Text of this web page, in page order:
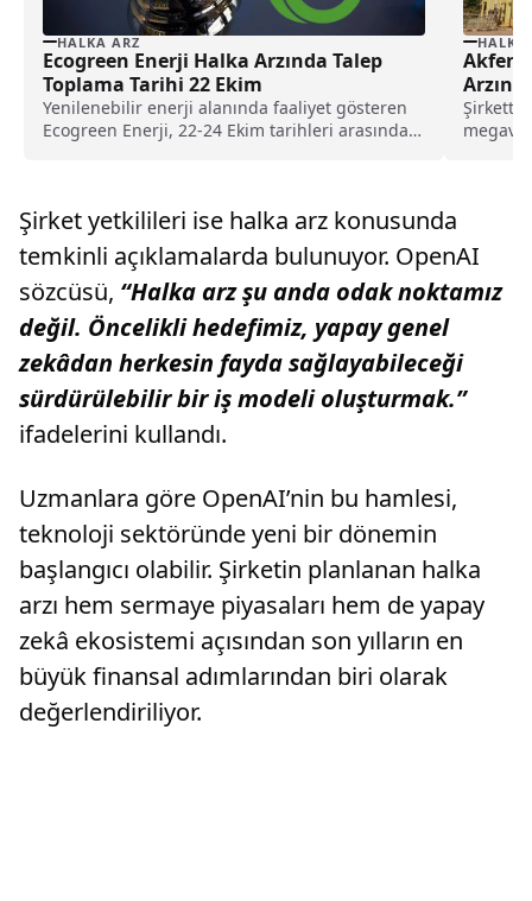
HALKA ARZ
Ecogreen Enerji Halka Arzında Talep
Toplama Tarihi 22 Ekim
Yenilenebilir enerji alanında faaliyet gösteren
Ecogreen Enerji, 22-24 Ekim tarihleri arasında
HALKA
Akfen
Şirket yetkilileri ise halka arz konusunda
temkinli açıklamalarda bulunuyor. OpenAI
sözcüsü, “Halka arz şu anda odak noktamız
değil. Öncelikli hedefimiz, yapay genel
zekâdan herkesin fayda sağlayabileceği
sürdürülebilir bir iş modeli oluşturmak.”
ifadelerini kullandı.
Uzmanlara göre OpenAI’nin bu hamlesi,
teknoloji sektöründe yeni bir dönemin
başlangıcı olabilir. Şirketin planlanan halka
arzı hem sermaye piyasaları hem de yapay
zekâ ekosistemi açısından son yılların en
büyük finansal adımlarından biri olarak
değerlendiriliyor.